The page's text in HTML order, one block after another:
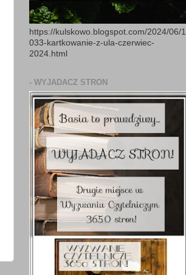
https://kulskowo.blogspot.com/2024/06/1
033-kartkowanie-z-ula-czerwiec-
2024.html
- WYJADACZ STRON